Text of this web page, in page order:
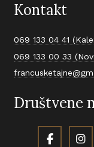
Kontakt
069 133 04 41
069 133 00 33
Društvene